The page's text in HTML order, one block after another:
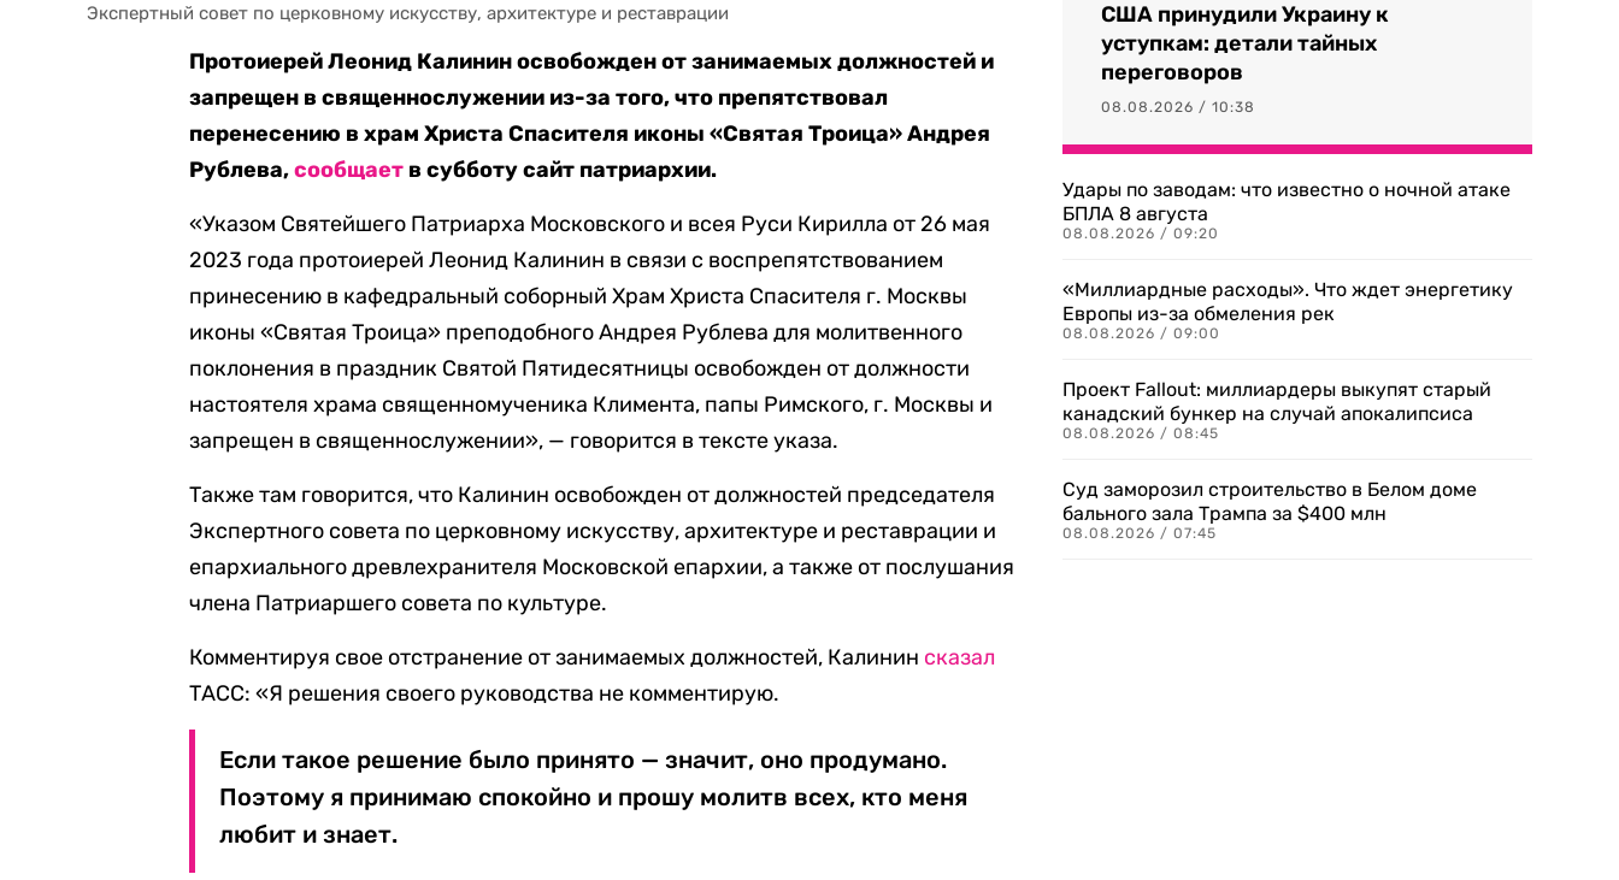
Экспертный совет по церковному искусству, архитектуре и реставрации
Протоиерей Леонид Калинин освобожден от занимаемых должностей и
запрещен в священнослужении из-за того, что препятствовал
перенесению в храм Христа Спасителя иконы «Святая Троица» Андрея
Рублева,сообщает в субботу сайт патриархии.
«Указом Святейшего Патриарха Московского и всея Руси Кирилла от 26 мая
2023 года протоиерей Леонид Калинин в связи с воспрепятствованием
принесению в кафедральный соборный Храм Христа Спасителя г. Москвы
иконы «Святая Троица» преподобного Андрея Рублева для молитвенного
поклонения в праздник Святой Пятидесятницы освобожден от должности
настоятеля храма священномученика Климента, папы Римского, г. Москвы и
запрещен в священнослужении», — говорится в тексте указа.
Также там говорится, что Калинин освобожден от должностей председателя
Экспертного совета по церковному искусству, архитектуре и реставрации и
епархиального древлехранителя Московской епархии, а также от послушания
члена Патриаршего совета по культуре.
Комментируя свое отстранение от занимаемых должностей, Калинин сказал
ТАСС: «Я решения своего руководства не комментирую.
Если такое решение было принято — значит, оно продумано.
Поэтому я принимаю спокойно и прошу молитв всех, кто меня
любит и знает.
США принудили Украину к
уступкам: детали тайных
переговоров
08.08.2026 / 10:38
Удары по заводам: что известно о ночной атаке
БПЛА 8 августа
08.08.2026 / 09:20
«Миллиардные расходы». Что ждет энергетику
Европы из-за обмеления рек
08.08.2026 / 09:00
Проект Fallout: миллиардеры выкупят старый
канадский бункер на случай апокалипсиса
08.08.2026 / 08:45
Суд заморозил строительство в Белом доме
бального зала Трампа за $400 млн
08.08.2026 / 07:45